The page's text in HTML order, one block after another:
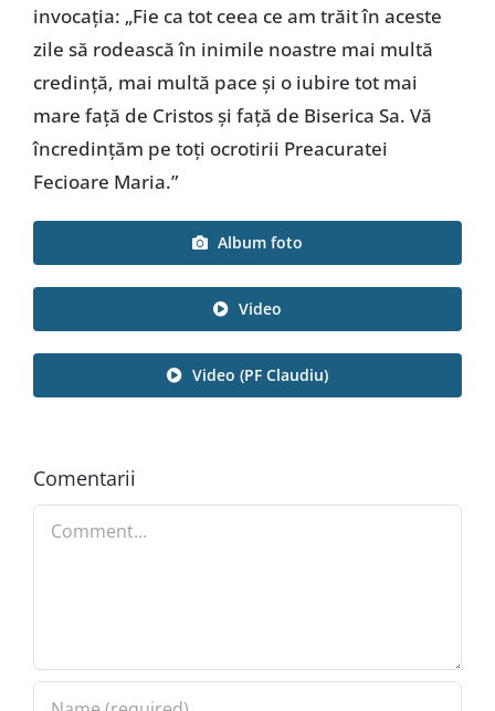
invocația: „Fie ca tot ceea ce am trăit în aceste
zile să rodească în inimile noastre mai multă
credință, mai multă pace și o iubire tot mai
mare față de Cristos și față de Biserica Sa. Vă
încredințăm pe toți ocrotirii Preacuratei
Fecioare Maria.”
Album foto
Video
Video (PF Claudiu)
Comentarii
Comment